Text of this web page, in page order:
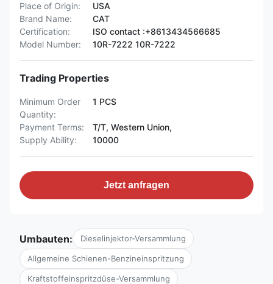
Place of Origin:
USA
Brand Name:
CAT
Certification:
ISO contact :+8613434566685
Model Number:
10R-7222 10R-7222
Trading Properties
Minimum Order
Quantity:
1 PCS
Payment Terms:
T/T, Western Union,
Supply Ability:
10000
Jetzt anfragen
Umbauten: Dieselinjektor-Versammlung
Allgemeine Schienen-Benzineinspritzung
Kraftstoffeinspritzdüse-Versammlung